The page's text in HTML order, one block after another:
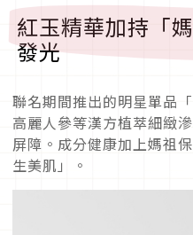
紅玉精華加持「
發光
聯名期間推出的明星單品
高麗人參等漢方植萃細緻
屏障。成分健康加上媽祖
生美肌」。